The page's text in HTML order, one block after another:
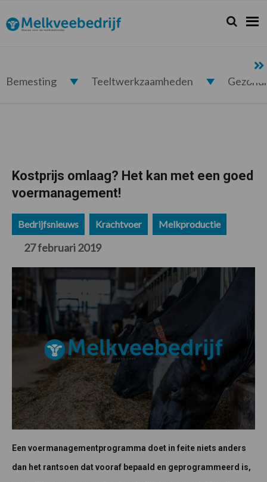
de
hoofdnavigatie
de
hoofd
de
eerste
de
voettekst
Melkveebedrijf.nl Zoeken...
Zoek
Bemesting Teeltwerkzaamheden
Kostprijs omlaag? Het kan met een goed
voermanagement!
Bedrijfsnieuws Krachtvoer Melkproductie
27 februari 2019
Een voermanagementprogramma doet in feite niets anders
dan het rantsoen dat vooraf bepaald en geprogrammeerd is,